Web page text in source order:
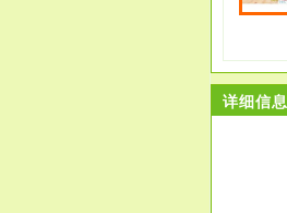
详细信息